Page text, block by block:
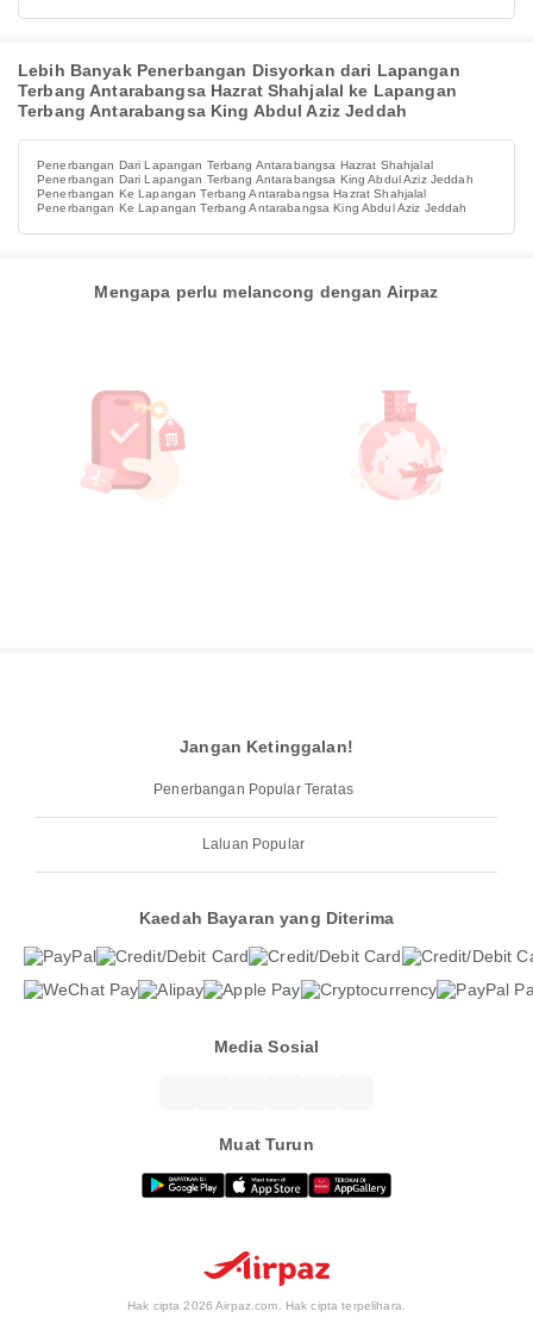
Lebih Banyak Penerbangan Disyorkan dari Lapangan
Terbang Antarabangsa Hazrat Shahjalal ke Lapangan
Terbang Antarabangsa King Abdul Aziz Jeddah
Penerbangan Dari Lapangan Terbang Antarabangsa Hazrat Shahjalal
Penerbangan Dari Lapangan Terbang Antarabangsa King Abdul Aziz Jeddah
Penerbangan Ke Lapangan Terbang Antarabangsa Hazrat Shahjalal
Penerbangan Ke Lapangan Terbang Antarabangsa King Abdul Aziz Jeddah
Mengapa perlu melancong dengan Airpaz
Jangan Ketinggalan!
Penerbangan Popular Teratas
Laluan Popular
Kaedah Bayaran yang Diterima
Media Sosial
Muat Turun
Hak cipta 2026 Airpaz.com. Hak cipta terpelihara.